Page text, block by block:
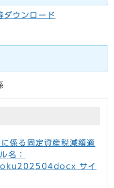
ダウンロード
係る固定資産税減額適
名：
サイ